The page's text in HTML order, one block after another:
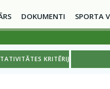
DOKUMENTI SPORTA
KRITĒRIJI